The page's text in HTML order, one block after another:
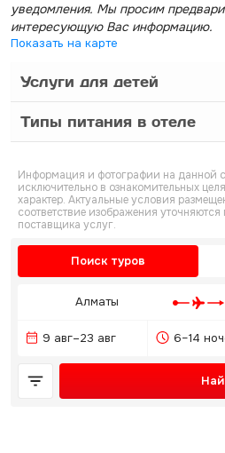
уведомления. Мы просим
интересующую Вас информацию.
Показать на карте
Услуги для детей
Типы питания в отеле
Информация и фотографии на данной
исключительно в ознакомительных
характер. Актуальные условия
соответствие изображения
поставщика услуг.
Поиск туров
Алматы
9 авг–23 авг 6–14